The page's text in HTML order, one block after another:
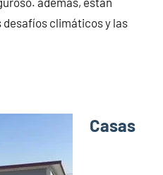
desafíos climáticos y las
Casas